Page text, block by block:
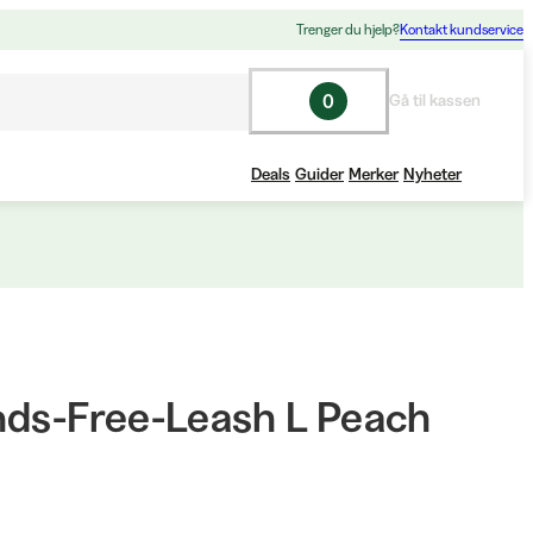
Trenger du hjelp?Kontakt kundservice
0 Gå til kassen
Deals Guider Merker Nyheter
Free-Leash L Peach